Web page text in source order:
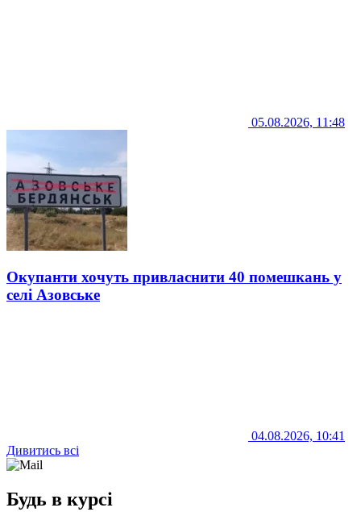
05.08.2026, 11:48
Окупанти хочуть привласнити 40 помешкань у
селі Азовське
04.08.2026, 10:41
Дивитись всі
Будь в курсі